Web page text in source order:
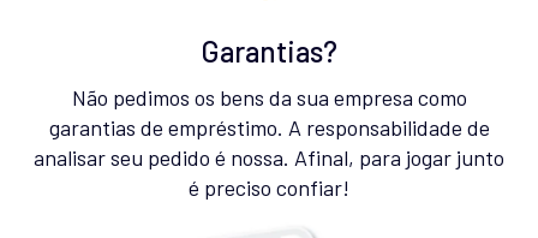
Garantias?
Não pedimos os bens da sua empresa como
garantias de empréstimo. A responsabilidade de
analisar seu pedido é nossa. Afinal, para jogar junto
é preciso confiar!